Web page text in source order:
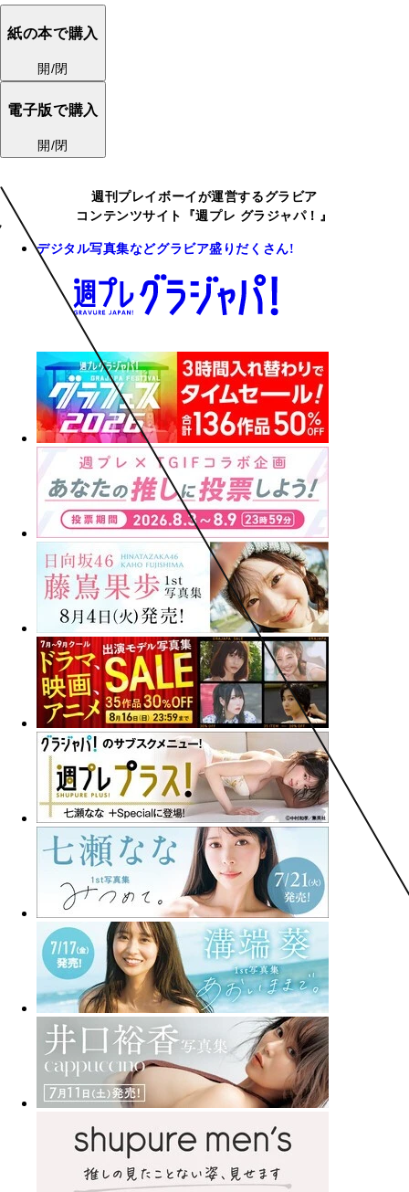
紙の本で購入
開/閉
電子版で購入
開/閉
週刊プレイボーイが運営するグラビア
コンテンツサイト『週プレ グラジャパ！』
デジタル写真集などグラビア盛りだくさん!